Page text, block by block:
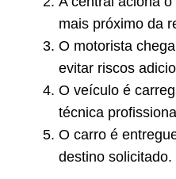
mais próximo da
O motorista
evitar riscos
O veículo é
técnica
O carro é
destino solicitado.